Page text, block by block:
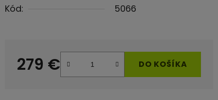
Kód:
5066
279 €
Jednotková cena:
DO KOŠÍKA